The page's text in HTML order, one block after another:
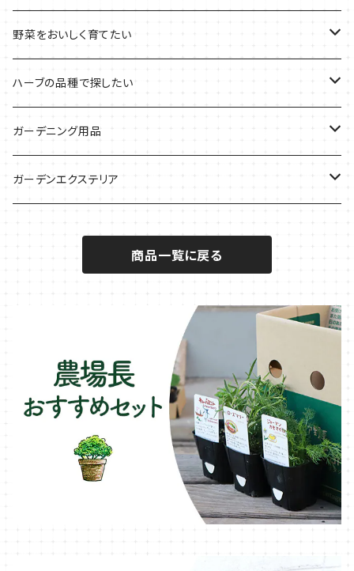
デトックスに
気分で香りを楽しみたい
魚料理に
BBQ・肉料理に
サラダに使いたい
秋植えで料理に
カラーリーフ
ハーブガーデンづくりに
夏のハーブガーデンに
パーティーハーブ
インスタ映えハーブ
虫よけに使いたい
ハーブバスに
野菜をおいしく育てたい
トマトのコンパニオン
ジャガイモのコンパニオン
葉物野菜のコンパニオン
キュウリのコンパニオン
イチゴをおいしく育てたい
ハーブの品種で探したい
ミント・ハーブ苗
バジル・ハーブ苗
タイム・ハーブ苗
マロウ・ハーブ苗
ヒソップ・ハーブ苗
オレガノ・ハーブ苗
ガーデニング用品
その他
樹脂製 / プラ製プランター
ファイバー製プランター
ブリキ製プランター
ガーデンエクステリア
オーニング
シェード
テーブル・チェア・ベンチ
商品一覧に戻る